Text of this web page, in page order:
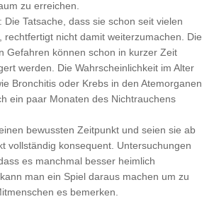
zu erreichen.
Die Tatsache, dass sie schon seit vielen
rechtfertigt nicht damit weiterzumachen. Die
Gefahren können schon in kurzer Zeit
werden. Die Wahrscheinlichkeit im Alter
Bronchitis oder Krebs in den Atemorganen
ein paar Monaten des Nichtrauchens
bewussten Zeitpunkt und seien sie ab
vollständig konsequent. Untersuchungen
es manchmal besser heimlich
man ein Spiel daraus machen um zu
es bemerken.